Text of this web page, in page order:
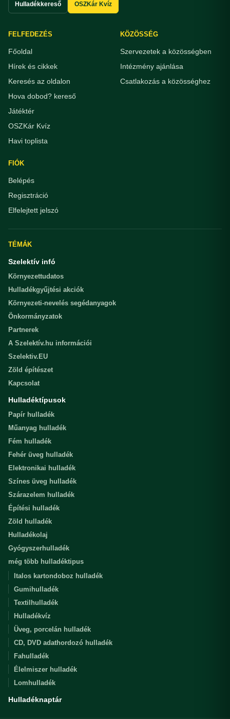
Hulladékkereső OSZKár Kvíz
FELFEDEZÉS
Főoldal
Hírek és cikkek
Keresés az oldalon
Hova dobod? kereső
Játéktér
OSZKár Kvíz
Havi toplista
KÖZÖSSÉG
Szervezetek a közösségben
Intézmény ajánlása
Csatlakozás a közösséghez
FIÓK
Belépés
Regisztráció
Elfelejtett jelszó
TÉMÁK
Szelektív infó
Környezettudatos
Hulladékgyűjtési akciók
Környezeti-nevelés segédanyagok
Önkormányzatok
Partnerek
A Szelektív.hu információi
Szelektiv.EU
Zöld építészet
Kapcsolat
Hulladéktípusok
Papír hulladék
Műanyag hulladék
Fém hulladék
Fehér üveg hulladék
Elektronikai hulladék
Színes üveg hulladék
Szárazelem hulladék
Építési hulladék
Zöld hulladék
Hulladékolaj
Gyógyszerhulladék
még több hulladéktipus
Italos kartondoboz hulladék
Gumihulladék
Textilhulladék
Hulladékvíz
Üveg, porcelán hulladék
CD, DVD adathordozó hulladék
Fahulladék
Élelmiszer hulladék
Lomhulladék
Hulladéknaptár